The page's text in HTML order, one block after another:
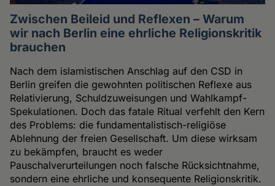
Zwischen Beileid und Reflexen – Warum
wir nach Berlin eine ehrliche Religionskritik
brauchen
Nach dem islamistischen Anschlag auf den CSD in
Berlin greifen die gewohnten politischen Reflexe aus
Relativierung, Schuldzuweisungen und Wahlkampf-
Spekulationen. Doch das fatale Ritual verfehlt den Kern
des Problems: die fundamentalistisch-religiöse
Ablehnung der freien Gesellschaft. Um diese wirksam
zu bekämpfen, braucht es weder
Pauschalverurteilungen noch falsche Rücksichtnahme,
sondern eine ehrliche und konsequente Religionskritik.